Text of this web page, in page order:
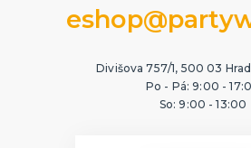
Divišova 757/1, 500 03
Po - Pá: 9:00 -
So: 9:00 - 13:00